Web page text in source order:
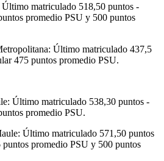
matriculado 518,50 puntos -
promedio PSU y 500 puntos
Último matriculado 437,5
475 puntos promedio PSU.
Último matriculado 538,30 puntos -
promedio PSU.
Último matriculado 571,50 puntos
promedio PSU y 500 puntos